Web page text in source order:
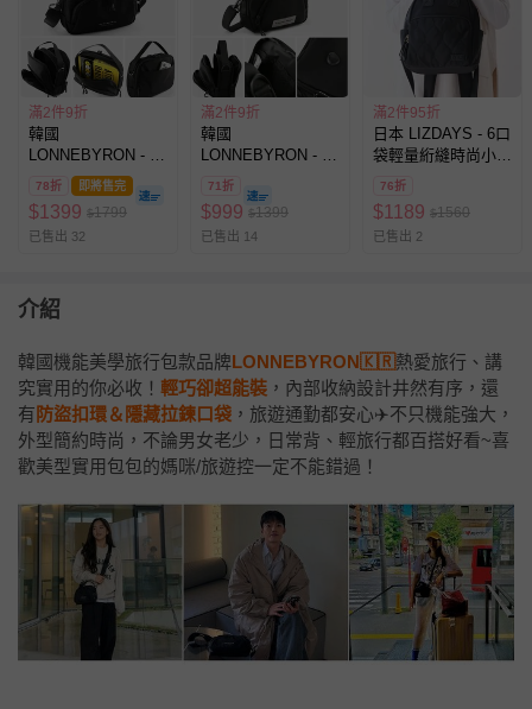
滿2件9折
韓國
LONNEBYRON - 正
韓製專利設計 輕巧
多層收納旅行防盜斜
背包(送防盜扣環)-
大-黑
78折 即將售完
$1399 $1799
已售出 32
滿2件9折
韓國
LONNEBYRON - 正
韓製專利設計 輕巧
多層收納旅行防盜斜
背包(送防盜扣環)-
小-黑
71折
$999 $1399
已售出 14
滿2件95折
日本 LIZDAYS - 6口
袋輕量絎縫時尚小巧
後背包-全黑
76折
$1189 $1560
已售出 2
介紹
韓國機能美學旅行包款品牌LONNEBYRON🇰🇷熱愛旅行、講
究實用的你必收！ 輕巧卻超能裝 ，內部收納設計井然有序，還
有 防盜扣環＆隱藏拉鍊口袋 ，旅遊通勤都安心✈️不只機能強大，
外型簡約時尚，不論男女老少，日常背、輕旅行都百搭好看~喜
歡美型實用包包的媽咪/旅遊控一定不能錯過！